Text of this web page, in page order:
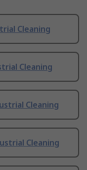
Cleaning
Cleaning
Cleaning
Cleaning